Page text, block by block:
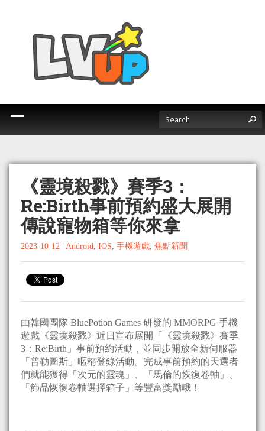
《靈境殺戮》賽季3：
Re:Birth事前預約盛大展開
傳說寵物箱等你來拿
2023-10-12 Android, IOS, 手機遊戲, 焦點新聞
由韓國團隊 BluePotion Games 研發的 MMORPG 手機
遊戲《靈境殺戮》近日宣布展開「《靈境殺戮》賽季
3：Re:Birth」事前預約活動，並同步開放全新伺服器
「普勒圖斯」暱稱登錄活動。完成事前預約的天選者
們就能獲得「次元的靈魂」、「馬倫的恢復卷軸」、
「飾品恢復卷軸選擇箱子」等豐富獎勵哦！